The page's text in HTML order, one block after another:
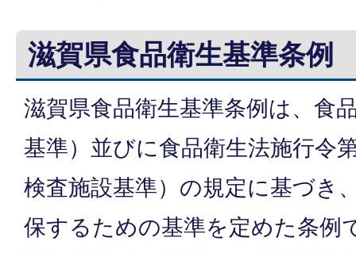
滋賀県食品衛生基準条例
滋賀県食品衛生基準条例は、食
基準）並びに食品衛生法施行令
検査施設基準）の規定に基づき
保するための基準を定めた条例